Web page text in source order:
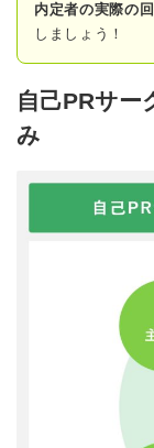
内定者の実際の
しましょう！
自己PRサ
み